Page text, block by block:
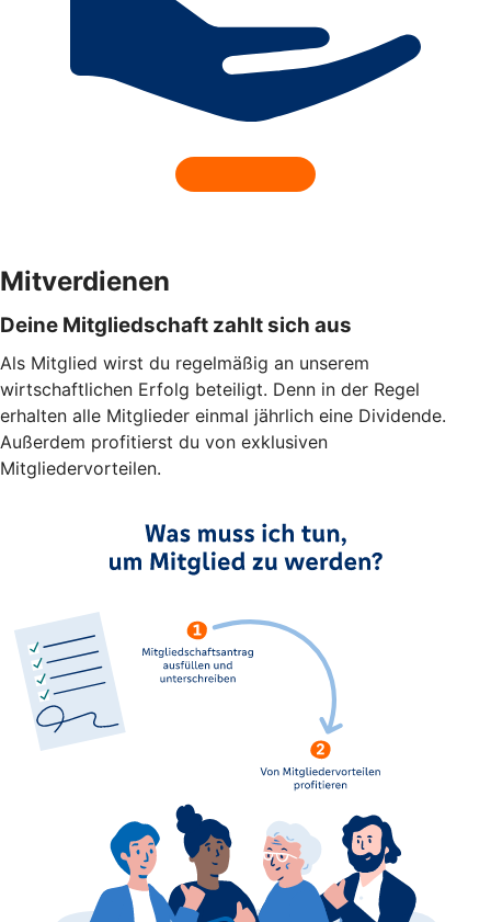
Mitverdienen
Deine Mitgliedschaft zahlt sich aus
Als Mitglied wirst du regelmäßig an unserem
wirtschaftlichen Erfolg beteiligt. Denn in der Regel
erhalten alle Mitglieder einmal jährlich eine Dividende.
Außerdem profitierst du von exklusiven
Mitgliedervorteilen.